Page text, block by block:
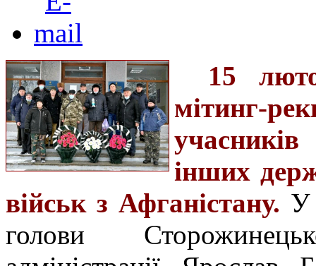
15
мітинг-
інших
військ з Афганістану. У
голови